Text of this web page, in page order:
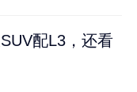
配L3，还看